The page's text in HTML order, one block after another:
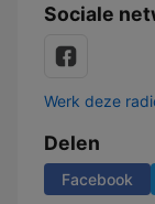
Sociale
Werk deze
Delen
Facebook